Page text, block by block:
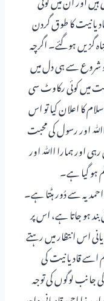
کا طوق گردن
گزیں ہوگئے۔ اگرچہ
سے ہی دل میں
میں کوئی رکاوٹ سی
2019ء کو قبول اسلام کا اعلان کیا تو اس
اور رسول کی محبت
اور ہمارا اﷲ اور
گیا ہے۔
سے دُور ہٹتا ہے۔
ہو جاتا ہے، اس پر
اس انتظار میں رہتے
اسے قادیانیت کی
جانب لوگوں کی توجہ